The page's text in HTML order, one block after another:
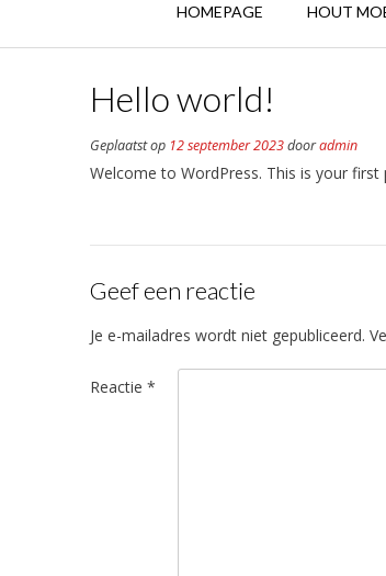
HOMEPAGE HOUT
Hello world!
Geplaatst op 12 september 2023dooradmin
Welcome to WordPress. This is your
Geef een reactie
Je e-mailadres wordt niet gepubliceerd.
Reactie *